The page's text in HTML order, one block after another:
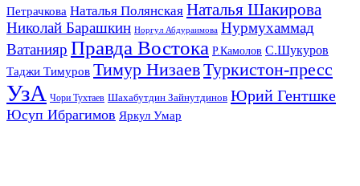
Петрачкова Наталья Полянская Наталья Шакирова
Николай Барашкин Норгул Абдураимова Нурмухаммад
Ватанияр Правда Востока Р.Камолов С.Шукуров
Таджи Тимуров Тимур НизаевТуркистон-пресс
УзА Чори Тухтаев Шахабутдин Зайнутдинов Юрий Гентшке
Юсуп Ибрагимов Яркул Умар